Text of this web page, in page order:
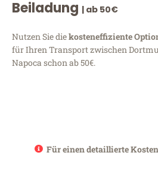
Beiladung | ab 50€
Nutzen Sie diekosteneffiziente
für Ihren Transport zwischen
Napoca schon ab 50€.
Für einen detaillierte